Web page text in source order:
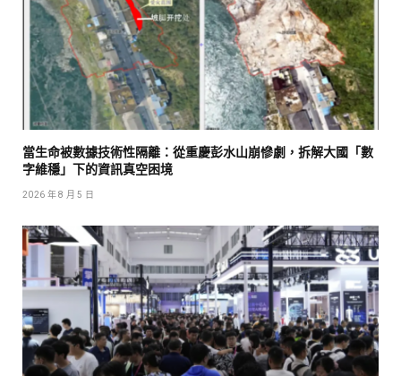
當生命被數據技術性隔離：從重慶彭水山崩慘劇，拆解大國「數
字維穩」下的資訊真空困境
2026 年 8 月 5 日